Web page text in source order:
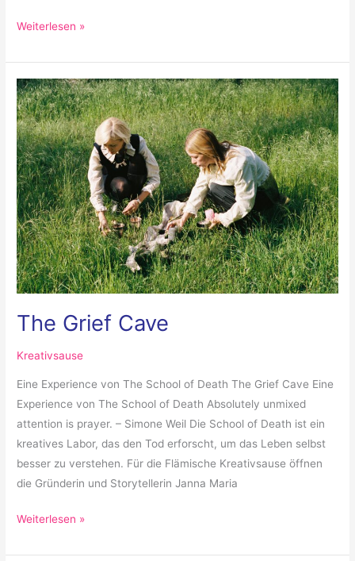
Weiterlesen »
The Grief Cave
Kreativsause
Eine Experience von The School of Death The Grief Cave Eine
Experience von The School of Death Absolutely unmixed
attention is prayer. – Simone Weil Die School of Death ist ein
kreatives Labor, das den Tod erforscht, um das Leben selbst
besser zu verstehen. Für die Flämische Kreativsause öffnen
die Gründerin und Storytellerin Janna Maria
The
Grief
Cave
Weiterlesen »